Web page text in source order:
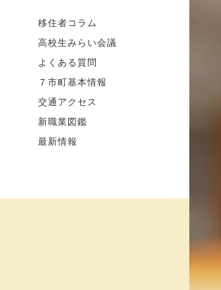
移住者コラム
高校生みらい会議
よくある質問
７市町基本情報
交通アクセス
新職業図鑑
最新情報